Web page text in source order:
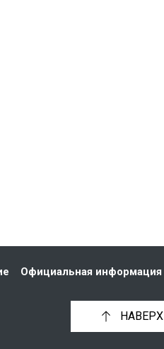
НАВЕРХ
Официальная информация